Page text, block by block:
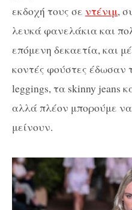
εκδοχή τους σε ντένιμ,
λευκά φανελάκια και
επόμενη δεκαετία, και
κοντές φούστες έδωσαν
leggings, τα skinny jeans
αλλά πλέον μπορούμε
μείνουν.